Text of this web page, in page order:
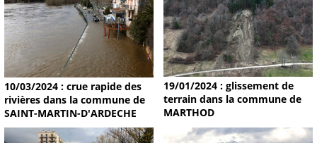
10/03/2024 : crue rapide des
rivières dans la commune de
SAINT-MARTIN-D'ARDECHE
19/01/2024 : glissement de
terrain dans la commune de
MARTHOD